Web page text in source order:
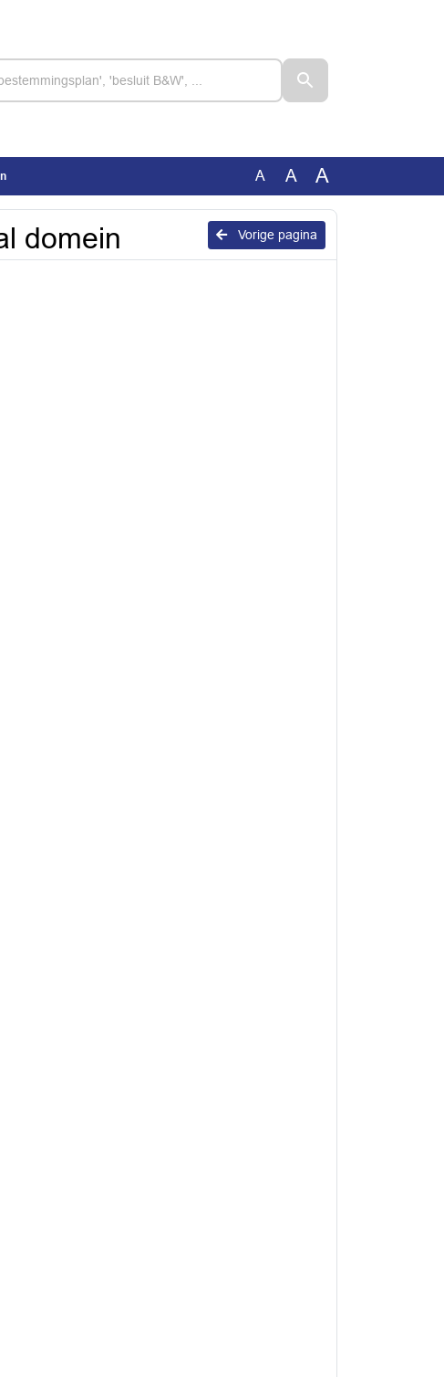
A A A
Vorige pagina
domein